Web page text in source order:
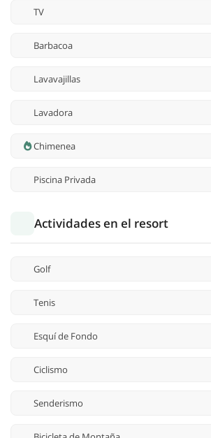
TV
Barbacoa
Lavavajillas
Lavadora
Chimenea
Piscina Privada
Actividades en el resort
Golf
Tenis
Esquí de Fondo
Ciclismo
Senderismo